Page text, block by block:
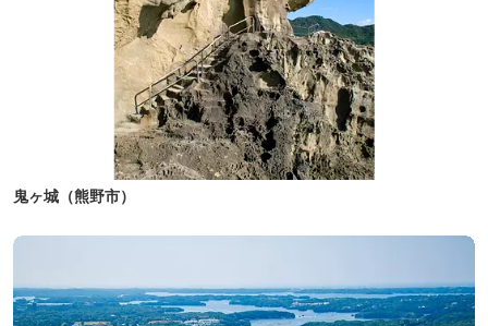
鬼ヶ城（熊野市）